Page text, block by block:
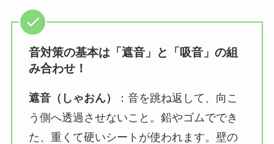
音対策の基本は「遮音」と「吸音」の組
み合わせ！
遮音（しゃおん）
：音を跳ね返して、向こ
う側へ透過させないこと。鉛やゴムででき
た、重くて硬いシートが使われます。壁の